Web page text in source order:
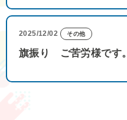
2025/12/02 その他
旗振り ご苦労様です。